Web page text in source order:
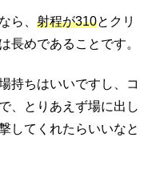
ら、 射程が310とクリ
長めであることです。
持ちはいいですし、コ
、とりあえず場に出し
してくれたらいいなと